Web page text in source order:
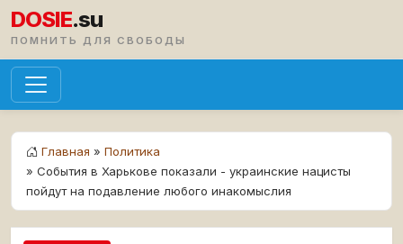
DOSIE.su
ПОМНИТЬ ДЛЯ СВОБОДЫ
Главная » Политика
» События в Харькове показали - украинские нацисты
пойдут на подавление любого инакомыслия